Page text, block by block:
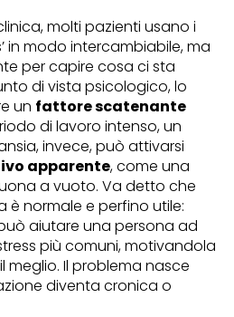
molti pazienti usano i
in modo intercambiabile, ma
per capire cosa ci sta
di vista psicologico, lo
un fattore scatenante
di lavoro intenso, un
invece, può attivarsi
apparente, come una
a vuoto. Va detto che
è normale e perfino utile:
aiutare una persona ad
più comuni, motivandola
meglio. Il problema nasce
diventa cronica o